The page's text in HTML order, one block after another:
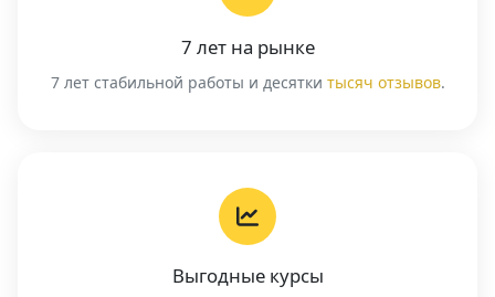
7 лет на рынке
7 лет стабильной работы и десятки тысяч отзывов.
Выгодные курсы